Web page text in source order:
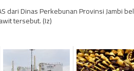
dari Dinas Perkebunan Provinsi Jambi
tersebut. (Iz)